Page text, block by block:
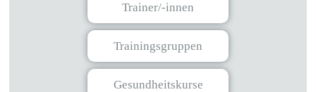
Trainer/-innen
Trainingsgruppen
Gesundheitskurse